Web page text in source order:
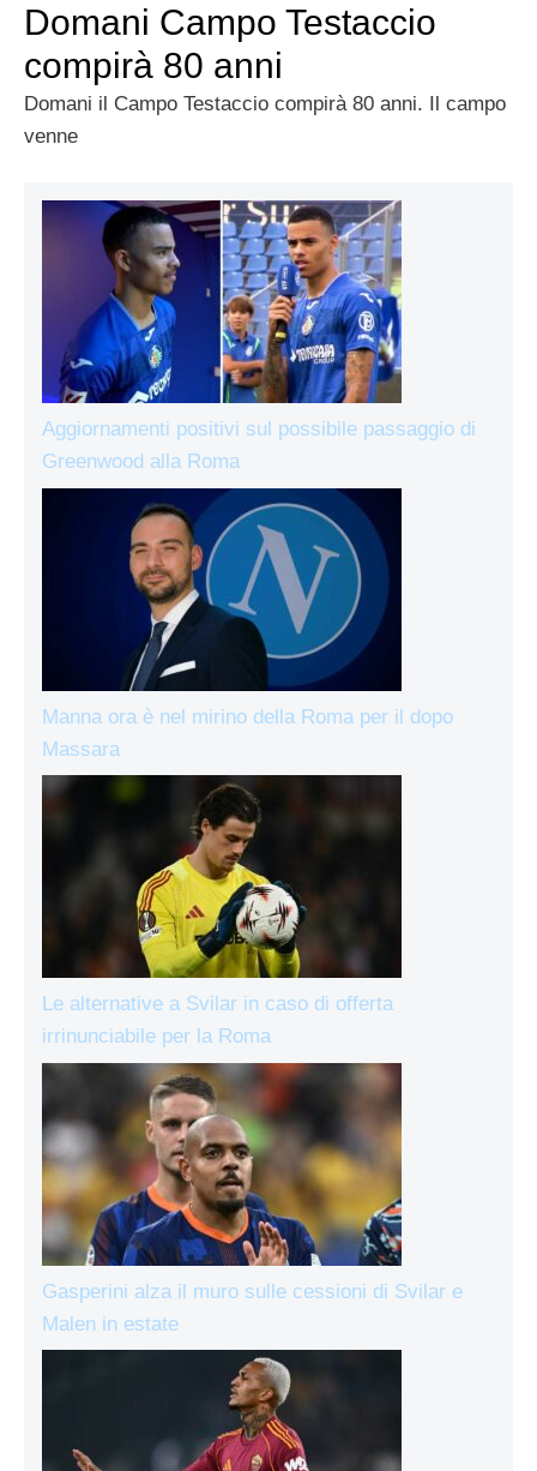
Domani Campo Testaccio
compirà 80 anni
Domani il Campo Testaccio compirà 80 anni. Il campo
venne
Aggiornamenti positivi sul possibile passaggio di
Greenwood alla Roma
Manna ora è nel mirino della Roma per il dopo
Massara
Le alternative a Svilar in caso di offerta
irrinunciabile per la Roma
Gasperini alza il muro sulle cessioni di Svilar e
Malen in estate